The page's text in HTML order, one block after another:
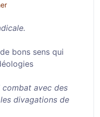
bons sens qui
avec des
divagations de